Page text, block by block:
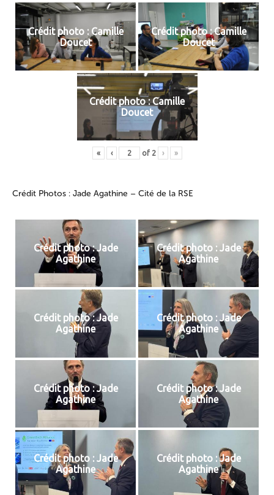
Crédit photo : Camille
Doucet
Crédit photo : Camille
Doucet
Crédit photo : Camille
Doucet
« ‹ of 2 › »
Crédit Photos : Jade Agathine – Cité de la RSE
Crédit photo : Jade
Agathine
Crédit photo : Jade
Agathine
Crédit photo : Jade
Agathine
Crédit photo : Jade
Agathine
Crédit photo : Jade
Agathine
Crédit photo : Jade
Agathine
Crédit photo : Jade
Agathine
Crédit photo : Jade
Agathine